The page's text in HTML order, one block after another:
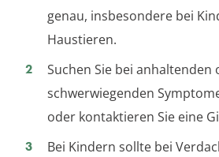
genau, insbesondere bei
Haustieren.
Suchen Sie bei anhaltenden
schwerwiegenden
oder kontaktieren Sie eine
Bei Kindern sollte bei